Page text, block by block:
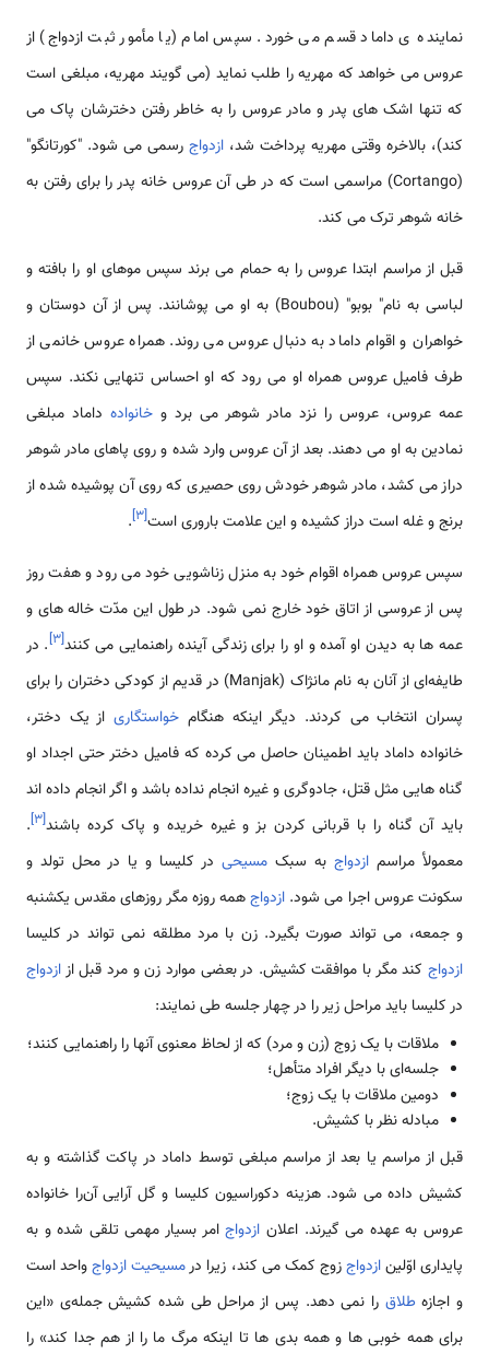
نماینده ی داماد قسم می خورد. سپس امام (یا مأمور ثبت ازدواج) از
عروس می خواهد که مهریه را طلب نماید (می گویند مهریه، مبلغی است
که تنها اشک های پدر و مادر عروس را به خاطر رفتن دخترشان پاک می
کند)، بالاخره وقتی مهریه پرداخت شد، ازدواج رسمی می شود. "کورتانگو"
(Cortango) مراسمی است که در طی آن عروس خانه پدر را برای رفتن به
خانه شوهر ترک می کند.
قبل از مراسم ابتدا عروس را به حمام می برند سپس موهای او را بافته و
لباسی به نام" بوبو" (Boubou) به او می پوشانند. پس از آن دوستان و
خواهران و اقوام داماد به دنبال عروس می روند. همراه عروس خانمی از
طرف فامیل عروس همراه او می رود که او احساس تنهایی نکند. سپس
عمه عروس، عروس را نزد مادر شوهر می برد و خانواده داماد مبلغی
نمادین به او می دهند. بعد از آن عروس وارد شده و روی پاهای مادر شوهر
دراز می کشد، مادر شوهر خودش روی حصیری که روی آن پوشیده شده از
برنج و غله است دراز کشیده و این علامت باروری است[۳]
.
سپس عروس همراه اقوام خود به منزل زناشویی خود می رود و هفت روز
پس از عروسی از اتاق خود خارج نمی شود. در طول این مدّت خاله های و
عمه ها به دیدن او آمده و او را برای زندگی آینده راهنمایی می کنند[۳]. در
طایفه‌ای از آنان به نام مانژاک (Manjak) در قدیم از کودکی دختران را برای
پسران انتخاب می کردند. دیگر اینکه هنگام خواستگاریاز یک دختر،
خانواده داماد باید اطمینان حاصل می کرده که فامیل دختر حتی اجداد او
گناه هایی مثل قتل، جادوگری و غیره انجام نداده باشد و اگر انجام داده اند
باید آن گناه را با قربانی کردن بز و غیره خریده و پاک کرده باشند[۳]
.
معمولأ مراسم ازدواج به سبک مسیحی در کلیسا و یا در محل تولد و
سکونت عروس اجرا می شود. ازدواجهمه روزه مگر روزهای مقدس یکشنبه
و جمعه، می تواند صورت بگیرد. زن با مرد مطلقه نمی تواند در کلیسا
ازدواج کند مگر با موافقت کشیش. در بعضی موارد زن و مرد قبل ازازدواج
در کلیسا باید مراحل زیر را در چهار جلسه طی نمایند:
ملاقات با یک زوج (زن و مرد) که از لحاظ معنوی آنها را راهنمایی کنند؛
جلسه‌ای با دیگر افراد متأهل؛
دومین ملاقات با یک زوج؛
مبادله نظر با کشیش.
قبل از مراسم یا بعد از مراسم مبلغی توسط داماد در پاکت گذاشته و به
کشیش داده می شود. هزینه دکوراسیون کلیسا و گل آرایی آن‌را خانواده
عروس به عهده می گیرند. اعلان ازدواجامر بسیار مهمی تلقی شده و به
پایداری اوّلینازدواجزوج کمک می کند، زیرا درمسیحیتازدواجواحد است
و اجازهطلاق را نمی دهد. پس از مراحل طی شده کشیش جمله‌ی «این
برای همه خوبی ها و همه بدی ها تا اینکه مرگ ما را از هم جدا کند» را